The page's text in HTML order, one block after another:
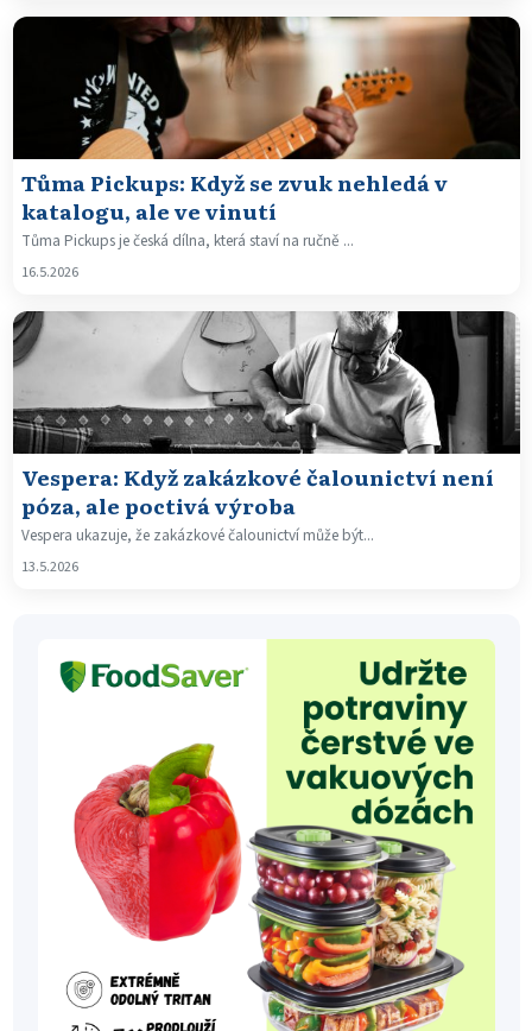
Tůma Pickups: Když se zvuk nehledá v
katalogu, ale ve vinutí
Tůma Pickups je česká dílna, která staví na ručně ...
16.5.2026
Vespera: Když zakázkové čalounictví není
póza, ale poctivá výroba
Vespera ukazuje, že zakázkové čalounictví může být...
13.5.2026